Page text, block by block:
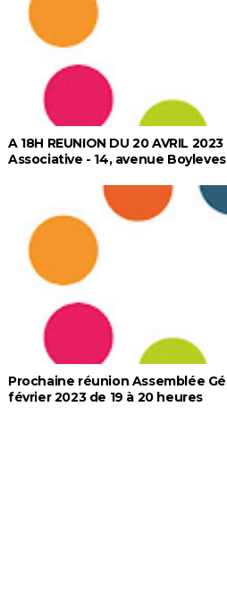
A 18H REUNION DU 20 AVRIL
Associative - 14, avenue
Prochaine réunion Assemblée
février 2023 de 19 à 20 heures